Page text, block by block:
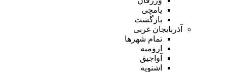
یامچی
بازگشت
آذربایجان غربی
تمام شهر‌ها
ارومیه
آواجیق
اشنویه